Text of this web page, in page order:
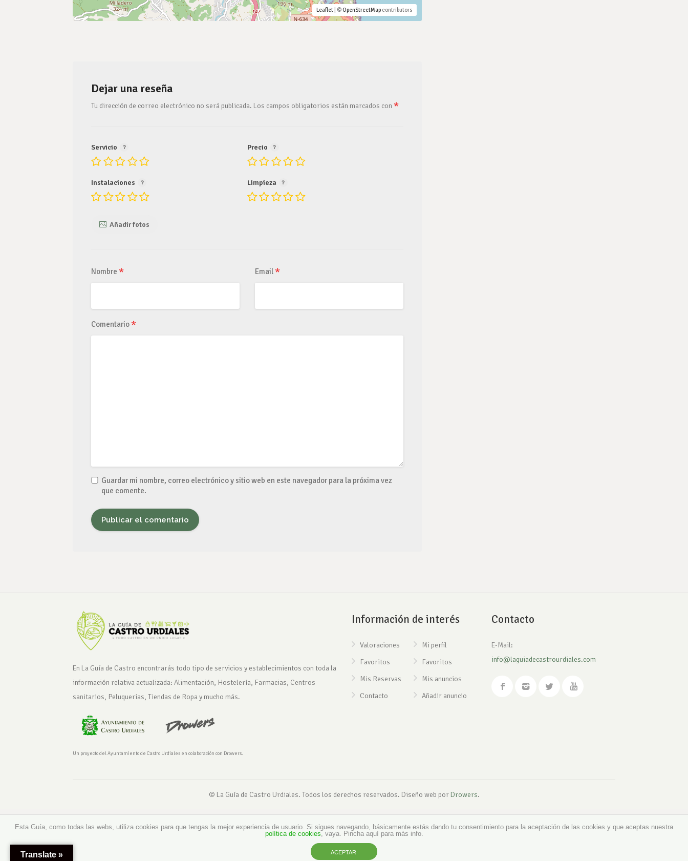
Leaflet| ©OpenStreetMapcontributors
Dejar una reseña
Tu dirección de correo electrónico no será publicada. Los campos obligatorios están marcados con *
Servicio Precio
Instalaciones Limpieza
Añadir fotos
Nombre * Email *
Comentario *
Guardar mi nombre, correo electrónico y sitio web en este navegador para la próxima vez
que comente.
En La Guía de Castro encontrarás todo tipo de servicios y establecimientos con toda la
información relativa actualizada: Alimentación, Hostelería, Farmacias, Centros
sanitarios, Peluquerías, Tiendas de Ropa y mucho más.
Un proyecto del Ayuntamiento de Castro Urdiales en colaboración con Drowers.
Información de interés
Valoraciones
Favoritos
Mis Reservas
Contacto
Mi perfil
Favoritos
Mis anuncios
Añadir anuncio
Contacto
E-Mail:
info@laguiadecastrourdiales.com
© La Guía de Castro Urdiales. Todos los derechos reservados. Diseño web por Drowers.
Esta Guía, como todas las webs, utiliza cookies para que tengas la mejor experiencia de usuario. Si sigues navegando, básicamente estás dando tu consentimiento para la aceptación de las cookies y que aceptas nuestra
política de cookies, vaya. Pincha aquí para más info.
ACEPTAR
Translate »